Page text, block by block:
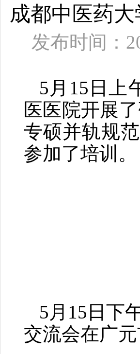
成都中医药
发布时间：
5月15日上
医医院开展
专硕并轨规
参加了培训。
5月15日下
交流会在广